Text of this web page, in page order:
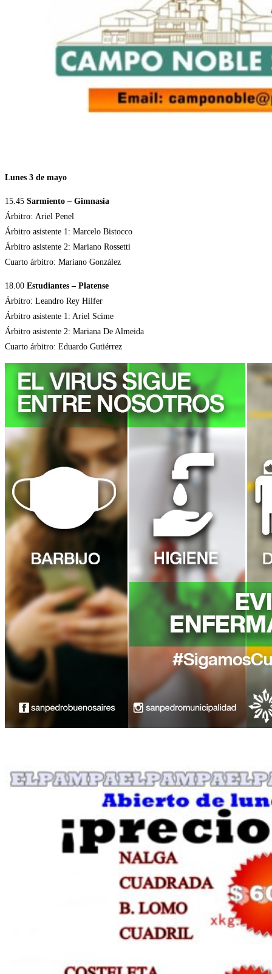
Lunes 3 de mayo
15.45 Sarmiento – Gimnasia
Árbitro: Ariel Penel
Árbitro asistente 1: Marcelo Bistocco
Árbitro asistente 2: Mariano Rossetti
Cuarto árbitro: Mariano González
18.00 Estudiantes – Platense
Árbitro: Leandro Rey Hilfer
Árbitro asistente 1: Ariel Scime
Árbitro asistente 2: Mariana De Almeida
Cuarto árbitro: Eduardo Gutiérrez